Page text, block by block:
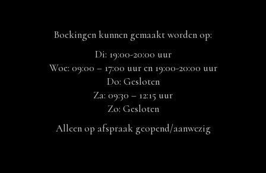
Boekingen kunnen gemaakt worden op:
Di: 19:00-20:00 uur
Woe: 09:00 – 17:00 uur en 19:00-20:00 uur
Do: Gesloten
Za: 09:30 – 12:15 uur
Zo: Gesloten
Alleen op afspraak geopend/aanwezig